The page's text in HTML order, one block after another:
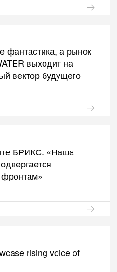
фантастика, а рынок
выходит на
вектор будущего
БРИКС: «Наша
rising voice of